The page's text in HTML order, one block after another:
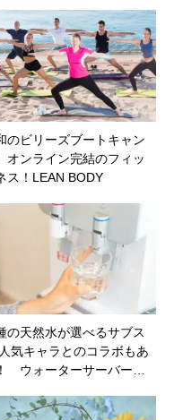
のビリーズブートキャン
オンライン完結のフィッ
ス！LEAN BODY
の天然水が選べるサブス
気キャラとのコラボもあ
ウォーターサーバー…